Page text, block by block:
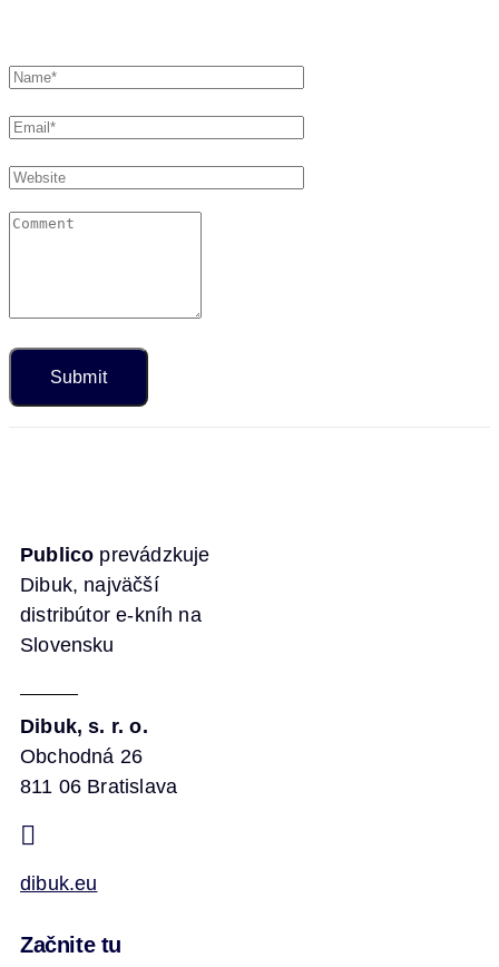
Publico prevádzkuje
Dibuk, najväčší
distribútor e-kníh na
Slovensku
Dibuk, s. r. o.
Obchodná 26
811 06 Bratislava
dibuk.eu
Začnite tu